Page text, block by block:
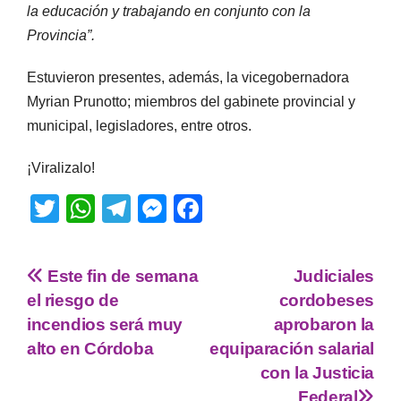
la educación y trabajando en conjunto con la
Provincia”.
Estuvieron presentes, además, la vicegobernadora
Myrian Prunotto; miembros del gabinete provincial y
municipal, legisladores, entre otros.
¡Viralizalo!
T
tt
er
W
at
s
A
p
T
e
a
m
M
ss
n
o
Judiciales
cordobeses
aprobaron la
equiparación salarial
con la Justicia
Este fin de semana
el riesgo de
incendios será muy
alto en Córdoba